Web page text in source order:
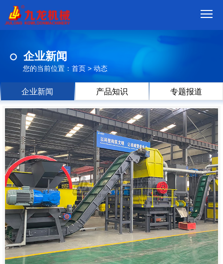
品
视
频
现
场
方
案
动
态
联
系
郑
州
市
九
企业新闻
您的当前位置： 首页 > 动态
企业新闻 产品知识 专题报道